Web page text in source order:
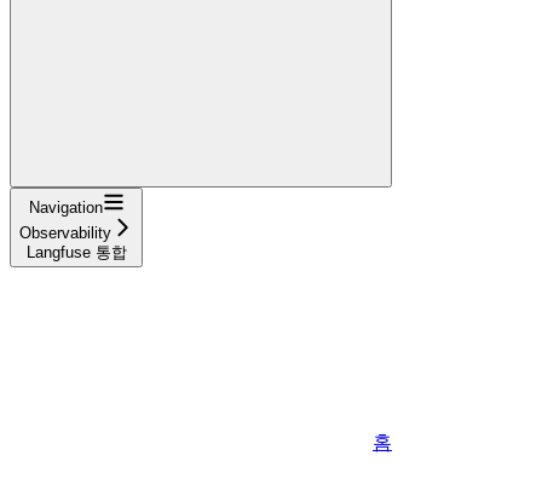
Navigation
Observability
Langfuse 통합
홈